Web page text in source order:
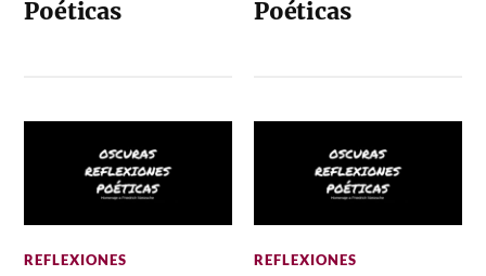
Poéticas
Poéticas
REFLEXIONES REFLEXIONES